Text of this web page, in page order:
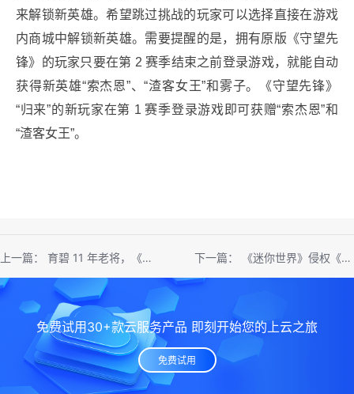
来解锁新英雄。希望跳过挑战的玩家可以选择直接在游戏
内商城中解锁新英雄。需要提醒的是，拥有原版《守望先
锋》的玩家只要在第 2 赛季结束之前登录游戏，就能自动
获得新英雄“索杰恩”、“渣客女王”和雾子。《守望先锋》
“归来”的新玩家在第 1 赛季登录游戏即可获赠“索杰恩”和
“渣客女王”。
上一篇： 育碧 11 年老将，《细胞分裂》重制版导演 David Grivel 宣布离职 下一篇： 《迷你世界》侵权《我的世界》纠纷案终审落定：迷你玩赔偿网易 5000 万元，但仍将继续运营
免费试用30+款云服务产品 即刻开始您的上云之旅
免费试用